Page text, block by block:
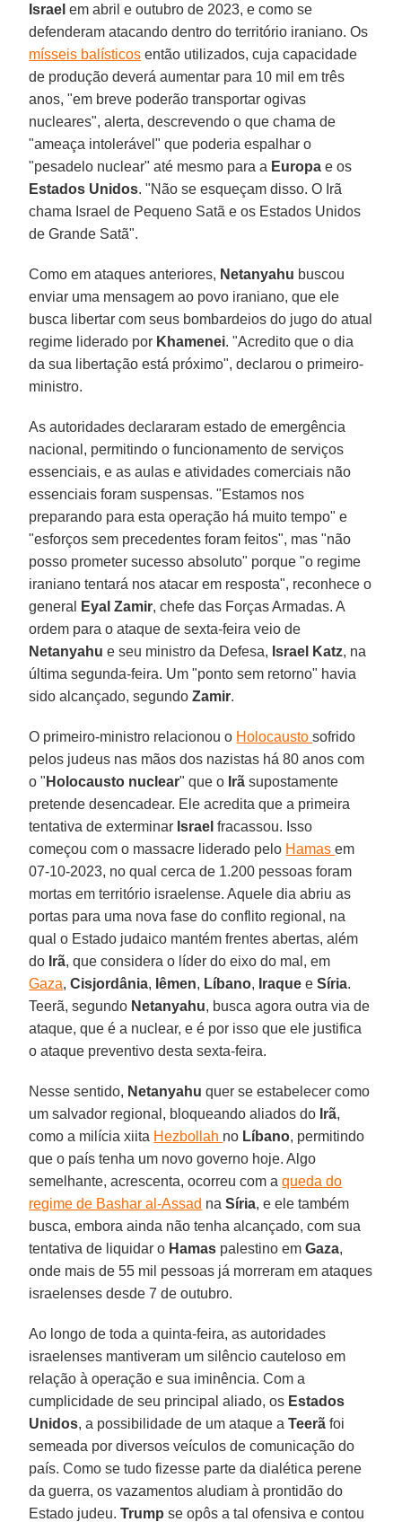
Israel em abril e outubro de 2023, e como se
defenderam atacando dentro do território iraniano. Os
mísseis balísticos então utilizados, cuja capacidade
de produção deverá aumentar para 10 mil em três
anos, "em breve poderão transportar ogivas
nucleares", alerta, descrevendo o que chama de
"ameaça intolerável" que poderia espalhar o
"pesadelo nuclear" até mesmo para a Europa e os
Estados Unidos. "Não se esqueçam disso. O Irã
chama Israel de Pequeno Satã e os Estados Unidos
de Grande Satã".
Como em ataques anteriores, Netanyahu buscou
enviar uma mensagem ao povo iraniano, que ele
busca libertar com seus bombardeios do jugo do atual
regime liderado por Khamenei. "Acredito que o dia
da sua libertação está próximo", declarou o primeiro-
ministro.
As autoridades declararam estado de emergência
nacional, permitindo o funcionamento de serviços
essenciais, e as aulas e atividades comerciais não
essenciais foram suspensas. "Estamos nos
preparando para esta operação há muito tempo" e
"esforços sem precedentes foram feitos", mas "não
posso prometer sucesso absoluto" porque "o regime
iraniano tentará nos atacar em resposta", reconhece o
general
Eyal Zamir, chefe das Forças Armadas. A
ordem para o ataque de sexta-feira veio de
Netanyahu e seu ministro da Defesa, Israel Katz, na
última segunda-feira. Um "ponto sem retorno" havia
sido alcançado, segundoZamir.
O primeiro-ministro relacionou o Holocaustosofrido
pelos judeus nas mãos dos nazistas há 80 anos com
o " Holocausto nuclear" que o Irã supostamente
pretende desencadear. Ele acredita que a primeira
tentativa de exterminar Israel fracassou. Isso
começou com o massacre liderado pelo Hamasem
07-10-2023, no qual cerca de 1.200 pessoas foram
mortas em território israelense. Aquele dia abriu as
portas para uma nova fase do conflito regional, na
qual o Estado judaico mantém frentes abertas, além
do Irã, que considera o líder do eixo do mal, em
Gaza,Cisjordânia, Iêmen, Líbano, Iraque eSíria.
Teerã, segundo Netanyahu, busca agora outra via de
ataque, que é a nuclear, e é por isso que ele justifica
o ataque preventivo desta sexta-feira.
Nesse sentido, Netanyahu quer se estabelecer como
um salvador regional, bloqueando aliados do Irã,
como a milícia xiita Hezbollah no Líbano, permitindo
que o país tenha um novo governo hoje. Algo
semelhante, acrescenta, ocorreu com aqueda do
regime de Bashar al-Assad naSíria, e ele também
busca, embora ainda não tenha alcançado, com sua
tentativa de liquidar o Hamas palestino emGaza,
onde mais de 55 mil pessoas já morreram em ataques
israelenses desde 7 de outubro.
Ao longo de toda a quinta-feira, as autoridades
israelenses mantiveram um silêncio cauteloso em
relação à operação e sua iminência. Com a
cumplicidade de seu principal aliado, os Estados
Unidos, a possibilidade de um ataque aTeerã foi
semeada por diversos veículos de comunicação do
país. Como se tudo fizesse parte da dialética perene
da guerra, os vazamentos aludiam à prontidão do
Estado judeu.Trump se opôs a tal ofensiva e contou